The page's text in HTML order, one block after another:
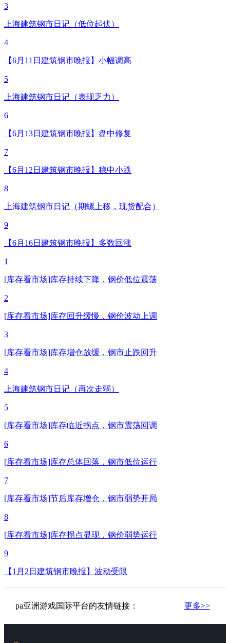
3
上海建筑钢市日记（低位起伏）
4
【6月11日建筑钢市晚报】小幅调高
5
上海建筑钢市日记（表现乏力）
6
【6月13日建筑钢市晚报】盘中修复
7
【6月12日建筑钢市晚报】稳中小跌
8
上海建筑钢市日记（期螺上移，现货配合）
9
【6月16日建筑钢市晚报】多数回涨
1
[库存看市场]库存持续下降，钢价低位震荡
2
[库存看市场]库存回升缓慢，钢价波动上调
3
[库存看市场]库存增仓放缓，钢市止跌回升
4
上海建筑钢市日记（再次走弱）
5
[库存看市场]库存临近拐点，钢市震荡回调
6
[库存看市场]库存总体回落，钢市低位运行
7
[库存看市场]节后库存增仓，钢市弱势开局
8
[库存看市场]库存拐点显现，钢价弱势运行
9
【1月2日建筑钢市晚报】波动受限
pa亚洲游戏国际平台的友情链接： 更多>>